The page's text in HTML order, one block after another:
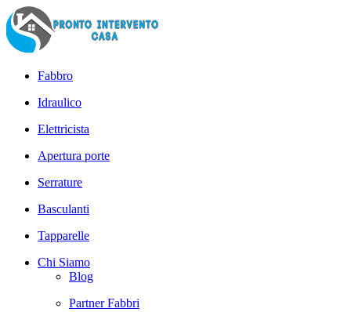
Fabbro
Idraulico
Elettricista
Apertura porte
Serrature
Basculanti
Tapparelle
Chi Siamo
Blog
Partner Fabbri